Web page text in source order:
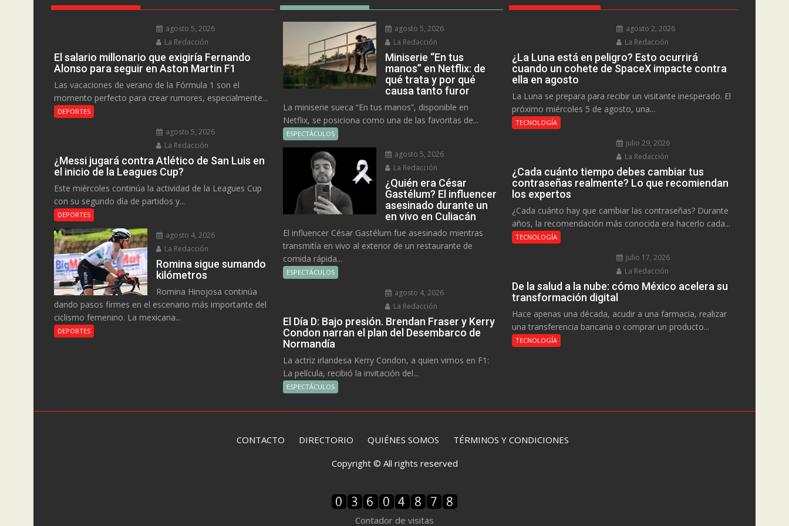
agosto 5, 2026
La Redacción
El salario millonario que exigiría Fernando
Alonso para seguir en Aston Martin F1
Las vacaciones de verano de la Fórmula 1 son el
momento perfecto para crear rumores, especialmente...
DEPORTES
agosto 5, 2026
La Redacción
¿Messi jugará contra Atlético de San Luis en
el inicio de la Leagues Cup?
Este miércoles continúa la actividad de la Leagues Cup
con su segundo día de partidos y...
DEPORTES
agosto 4, 2026
La Redacción
Romina sigue sumando
kilómetros
Romina Hinojosa continúa
dando pasos firmes en el escenario más importante del
ciclismo femenino. La mexicana...
DEPORTES
agosto 5, 2026
La Redacción
Miniserie “En tus
manos” en Netflix: de
qué trata y por qué
causa tanto furor
La miniserie sueca “En tus manos”, disponible en
Netflix, se posiciona como una de las favoritas de...
ESPECTÁCULOS
agosto 5, 2026
La Redacción
¿Quién era César
Gastélum? El influencer
asesinado durante un
en vivo en Culiacán
El influencer César Gastélum fue asesinado mientras
transmitía en vivo al exterior de un restaurante de
comida rápida...
ESPECTÁCULOS
agosto 4, 2026
La Redacción
El Día D: Bajo presión. Brendan Fraser y Kerry
Condon narran el plan del Desembarco de
Normandía
La actriz irlandesa Kerry Condon, a quien vimos en F1:
La película, recibió la invitación del...
ESPECTÁCULOS
agosto 2, 2026
La Redacción
¿La Luna está en peligro? Esto ocurrirá
cuando un cohete de SpaceX impacte contra
ella en agosto
La Luna se prepara para recibir un visitante inesperado. El
próximo miércoles 5 de agosto, una...
TECNOLOGÍA
julio 29, 2026
La Redacción
¿Cada cuánto tiempo debes cambiar tus
contraseñas realmente? Lo que recomiendan
los expertos
¿Cada cuánto hay que cambiar las contraseñas? Durante
años, la recomendación más conocida era hacerlo cada...
TECNOLOGÍA
julio 17, 2026
La Redacción
De la salud a la nube: cómo México acelera su
transformación digital
Hace apenas una década, acudir a una farmacia, realizar
una transferencia bancaria o comprar un producto...
TECNOLOGÍA
CONTACTO DIRECTORIO QUIÉNES SOMOS TÉRMINOS Y CONDICIONES
Copyright © All rights reserved
Contador de visitas